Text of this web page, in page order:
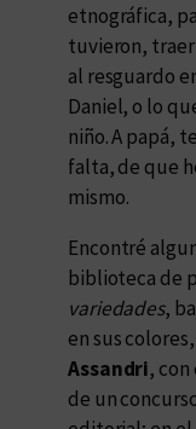
etnográfica,
tuvieron,
al resguardo
Daniel, o lo
niño. A papá,
falta, de que
mismo.
Encontré
biblioteca de
variedades,
en sus
Assandri,
de un